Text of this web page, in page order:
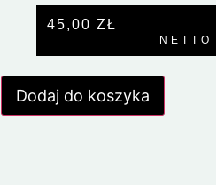
45,00 ZŁ
NETTO
Dodaj do koszyka